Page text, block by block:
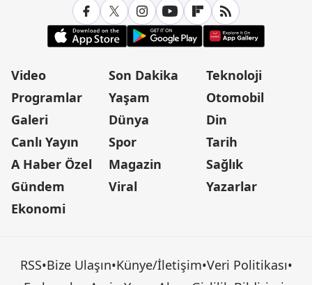
Video
Programlar
Galeri
Canlı Yayın
A Haber Özel
Gündem
Ekonomi
Son Dakika
Yaşam
Dünya
Spor
Magazin
Viral
Teknoloji
Otomobil
Din
Tarih
Sağlık
Yazarlar
RSS•Bize Ulaşın•Künye/İletişim•Veri Politikası•